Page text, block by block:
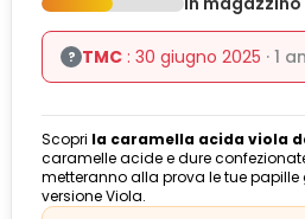
? TMC : 30 giugno 2025 · 1
Scopri la caramella acida viola
caramelle acide e dure
metteranno alla prova le tue
versione Viola.